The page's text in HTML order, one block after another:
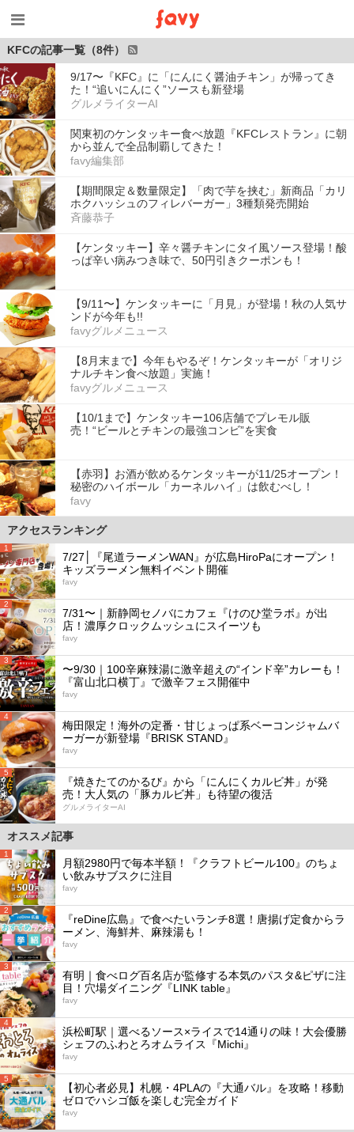
KFCの記事一覧（8件）
9/17〜『KFC』に「にんにく醤油チキン」が帰ってき
た！“追いにんにく”ソースも新登場
グルメライターAI
関東初のケンタッキー食べ放題『KFCレストラン』に朝
から並んで全品制覇してきた！
favy編集部
【期間限定＆数量限定】「肉で芋を挟む」新商品「カリ
ホクハッシュのフィレバーガー」3種類発売開始
斉藤恭子
【ケンタッキー】辛々醤チキンにタイ風ソース登場！酸
っぱ辛い病みつき味で、50円引きクーポンも！
【9/11〜】ケンタッキーに「月見」が登場！秋の人気サ
ンドが今年も!!
favyグルメニュース
【8月末まで】今年もやるぞ！ケンタッキーが「オリジ
ナルチキン食べ放題」実施！
favyグルメニュース
【10/1まで】ケンタッキー106店舗でプレモル販
売！“ビールとチキンの最強コンビ”を実食
【赤羽】お酒が飲めるケンタッキーが11/25オープン！
秘密のハイボール「カーネルハイ」は飲むべし！
favy
アクセスランキング
1
7/27│『尾道ラーメンWAN』が広島HiroPaにオープン！
キッズラーメン無料イベント開催
favy
2
7/31〜｜新静岡セノバにカフェ『けのひ堂ラボ』が出
店！濃厚クロックムッシュにスイーツも
favy
3
〜9/30｜100辛麻辣湯に激辛超えの“インド辛”カレーも！
『富山北口横丁』で激辛フェス開催中
favy
4
梅田限定！海外の定番・甘じょっぱ系ベーコンジャムバ
ーガーが新登場『BRISK STAND』
favy
5
『焼きたてのかるび』から「にんにくカルビ丼」が発
売！大人気の「豚カルビ丼」も待望の復活
グルメライターAI
オススメ記事
1
月額2980円で毎本半額！『クラフトビール100』のちょ
い飲みサブスクに注目
favy
2
『reDine広島』で食べたいランチ8選！唐揚げ定食からラ
ーメン、海鮮丼、麻辣湯も！
favy
3
有明｜食べログ百名店が監修する本気のパスタ&ピザに注
目！穴場ダイニング『LINK table』
favy
4
浜松町駅｜選べるソース×ライスで14通りの味！大会優勝
シェフのふわとろオムライス『Michi』
favy
5
【初心者必見】札幌・4PLAの『大通バル』を攻略！移動
ゼロでハシゴ飯を楽しむ完全ガイド
favy